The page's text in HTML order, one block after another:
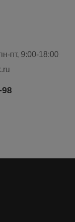
пт, 9:00-18:00
98